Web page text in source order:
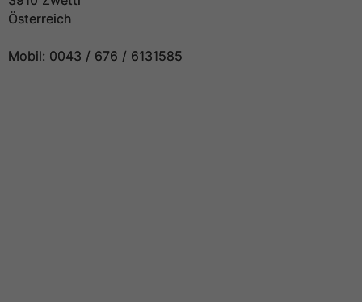
Österreich
Mobil: 0043 / 676 / 6131585